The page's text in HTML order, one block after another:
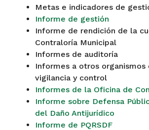
Metas e indicadores de
Informe de gestión
Informe de rendición de la
Contraloría Municipal
Informes de auditoría
Informes a otros organismos
vigilancia y control
Informes de la Oficina de
Informe sobre Defensa
del Daño Antijurídico
Informe de PQRSDF